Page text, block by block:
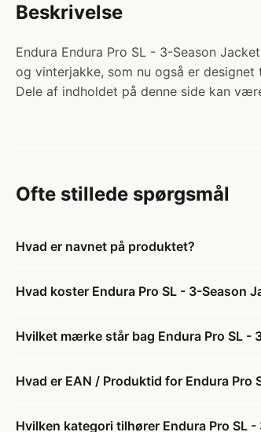
Beskrivelse
Endura Endura Pro SL - 3-Season
og vinterjakke, som nu også er
Dele af indholdet på denne side kan
Ofte stillede spørgsmål
Hvad er navnet på produktet?
Hvad koster Endura Pro SL - 3-Season
Hvilket mærke står bag Endura Pro SL -
Hvad er EAN / Produktid for Endura Pro
Hvilken kategori tilhører Endura Pro SL